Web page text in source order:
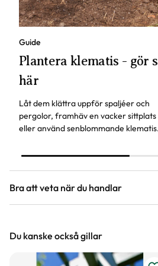
Guide
Plantera klematis - gör
här
Låt dem klättra uppför spaljéer och
pergolor, framhäv en vacker sittplats
eller använd senblommande klematis
andra blomning.
Bra att veta när du handlar
Vi försöker alltid ange
mått, men då växter är
Du kanske också gillar